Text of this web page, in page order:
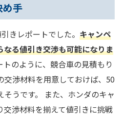
め手
きレポートでした。 キャンペ
る値引き交渉も可能になりま
のように、競合車の見積もり
交渉材料を用意しておけば、50
うです。 また、ホンダのキャ
交渉材料を揃えて値引きに挑戦